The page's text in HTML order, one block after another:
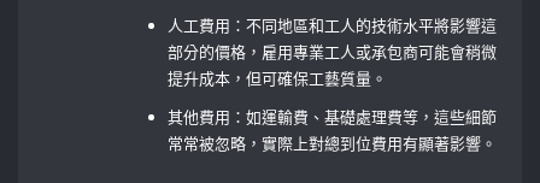
人工費用：不同地區和工人的技術水平將影響這
部分的價格，雇用專業工人或承包商可能會稍微
提升成本，但可確保工藝質量。
其他費用：如運輸費、基礎處理費等，這些細節
常常被忽略，實際上對總到位費用有顯著影響。